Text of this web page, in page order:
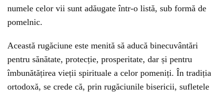
numele celor vii sunt adăugate într-o listă, sub formă de
pomelnic.
Această rugăciune este menită să aducă binecuvântări
pentru sănătate, protecție, prosperitate, dar și pentru
îmbunătățirea vieții spirituale a celor pomeniți. În tradiția
ortodoxă, se crede că, prin rugăciunile bisericii, sufletele